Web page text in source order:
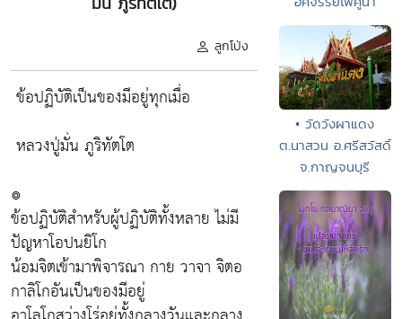
ลูกโป่ง
ข้อปฏิบัติเป็นของมีอยู่ทุกเมื่อ
หลวงปู่มั่น ภูริทัตโต
๏
ข้อปฏิบัติสำหรับผู้ปฏิบัติทั้งหลาย ไม่มี
ปัญหาโอปนยิโก
น้อมจิตเข้ามาพิจารณา กาย วาจา จิตอ
กาลิโกอันเป็นของมีอยู่
• วัดวังผาแดง
ต.นาสวน อ.ศรีสวัสดิ์
จ.กาญจนบุรี